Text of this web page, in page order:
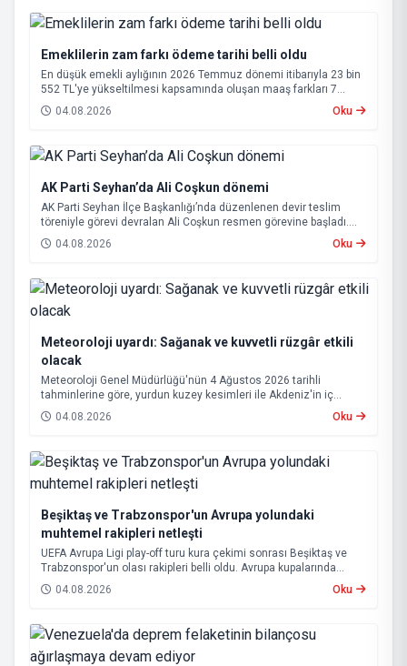
Emeklilerin zam farkı ödeme tarihi belli oldu
En düşük emekli aylığının 2026 Temmuz dönemi itibarıyla 23 bin
552 TL'ye yükseltilmesi kapsamında oluşan maaş farkları 7
Ağustos 2026 tarihinde hesaplara yatırılacak.
04.08.2026 Oku
AK Parti Seyhan’da Ali Coşkun dönemi
AK Parti Seyhan İlçe Başkanlığı’nda düzenlenen devir teslim
töreniyle görevi devralan Ali Coşkun resmen görevine başladı.
Hizmet vurgusu yapan Coşkun, “AK Partili olmak, bu ülkenin her
metrekaresine sevdalı olmaktır” dedi.
04.08.2026 Oku
Meteoroloji uyardı: Sağanak ve kuvvetli rüzgâr etkili
olacak
Meteoroloji Genel Müdürlüğü'nün 4 Ağustos 2026 tarihli
tahminlerine göre, yurdun kuzey kesimleri ile Akdeniz'in iç
bölgelerinde yer yer sağanak ve gök gürültülü sağanak yağış
bekleniyor.
04.08.2026 Oku
Beşiktaş ve Trabzonspor'un Avrupa yolundaki
muhtemel rakipleri netleşti
UEFA Avrupa Ligi play-off turu kura çekimi sonrası Beşiktaş ve
Trabzonspor'un olası rakipleri belli oldu. Avrupa kupalarında
yoluna devam eden Beşiktaş ve Trabzonspor, grup aşamasına
kalabilmek için kritik eşleşmelerle karşı karşıya gelecek.
04.08.2026 Oku